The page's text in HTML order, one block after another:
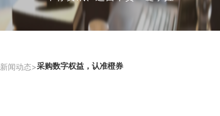
新闻动态>采购数字权益，认准橙券